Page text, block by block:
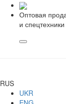
Оптовая
и спецтехники
RUS
UKR